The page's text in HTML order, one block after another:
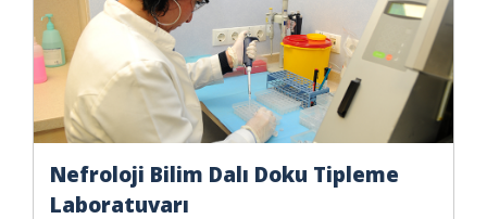
Nefroloji Bilim Dalı Doku Tipleme
Laboratuvarı